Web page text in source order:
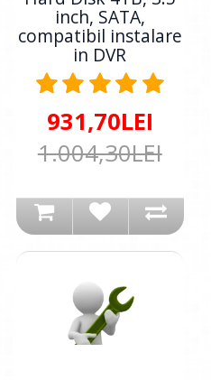
inch, SATA,
compatibil instalare
in DVR
931,70LEI
1.004,30LEI